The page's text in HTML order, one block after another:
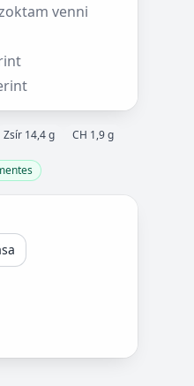
venni
Zsír 14,4 g CH 1,9 g